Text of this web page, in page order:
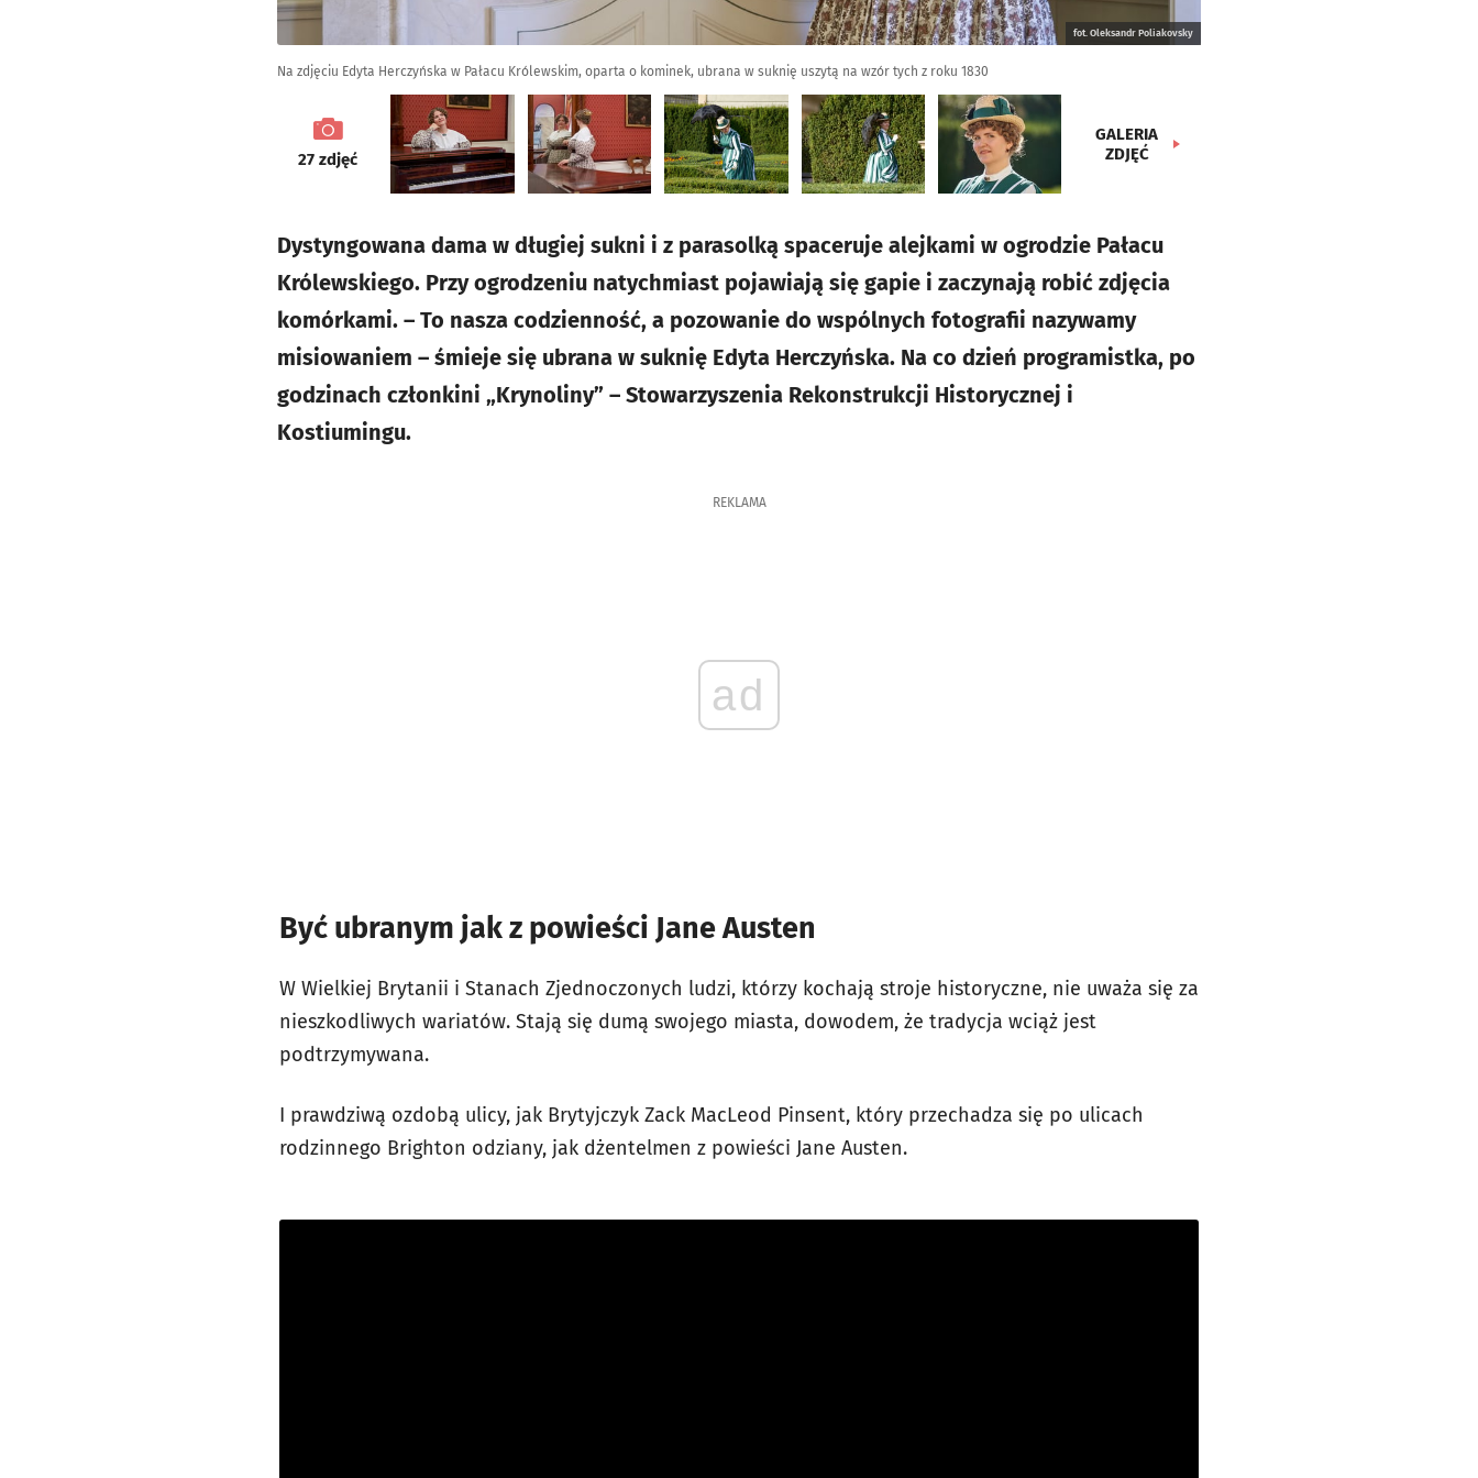
fot. Oleksandr Poliakovsky
Na zdjęciu Edyta Herczyńska w Pałacu Królewskim, oparta o kominek, ubrana w suknię uszytą na wzór tych z roku 1830
galeria
27zdjęć
GALERIA
ZDJĘĆ
Dystyngowana dama w długiej sukni i z parasolką spaceruje alejkami w ogrodzie Pałacu
Królewskiego. Przy ogrodzeniu natychmiast pojawiają się gapie i zaczynają robić zdjęcia
komórkami. – To nasza codzienność, a pozowanie do wspólnych fotografii nazywamy
misiowaniem – śmieje się ubrana w suknię Edyta Herczyńska. Na co dzień programistka, po
godzinach członkini „Krynoliny” – Stowarzyszenia Rekonstrukcji Historycznej i
Kostiumingu.
REKLAMA
ad
Być ubranym jak z powieści Jane Austen
W Wielkiej Brytanii i Stanach Zjednoczonych ludzi, którzy kochają stroje historyczne, nie uważa się za
nieszkodliwych wariatów. Stają się dumą swojego miasta, dowodem, że tradycja wciąż jest
podtrzymywana.
I prawdziwą ozdobą ulicy, jak Brytyjczyk Zack MacLeod Pinsent, który przechadza się po ulicach
rodzinnego Brighton odziany, jak dżentelmen z powieści Jane Austen.